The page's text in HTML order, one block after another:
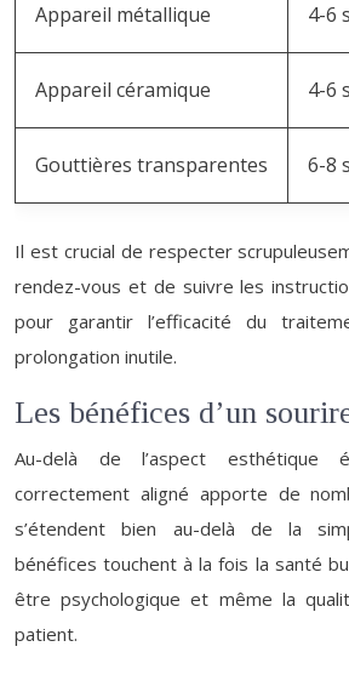
Appareil métallique 4-6
Appareil céramique 4-6
Gouttières transparentes 6-8
Il est crucial de respecter
rendez-vous et de suivre les
pour garantir l’efficacité du
prolongation inutile.
Les bénéfices d’un
Au-delà de l’aspect esthétique
correctement aligné apporte de
s’étendent bien au-delà de la
bénéfices touchent à la fois la santé
être psychologique et même la
patient.